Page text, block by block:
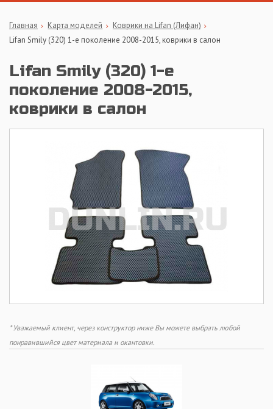
Главная Карта моделей
Коврики на Lifan (Лифан)
Lifan Smily (320) 1-е поколение 2008-2015, коврики в салон
Lifan Smily (320) 1-е
поколение 2008-2015,
коврики в салон
* Уважаемый клиент, через конструктор ниже Вы можете выбрать любой
понравившийся цвет материала и окантовки.